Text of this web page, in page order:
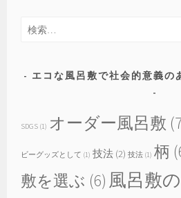
検
エコな風呂敷で社会的意義の
SDGS (1) オーダー風呂敷
ビーグッズとして (1) 技法 (2) 技法 (1) 柄
敷を選ぶ (6) 風呂敷